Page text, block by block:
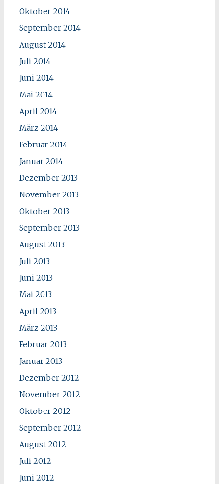
Oktober 2014
September 2014
August 2014
Juli 2014
Juni 2014
Mai 2014
April 2014
März 2014
Februar 2014
Januar 2014
Dezember 2013
November 2013
Oktober 2013
September 2013
August 2013
Juli 2013
Juni 2013
Mai 2013
April 2013
März 2013
Februar 2013
Januar 2013
Dezember 2012
November 2012
Oktober 2012
September 2012
August 2012
Juli 2012
Juni 2012